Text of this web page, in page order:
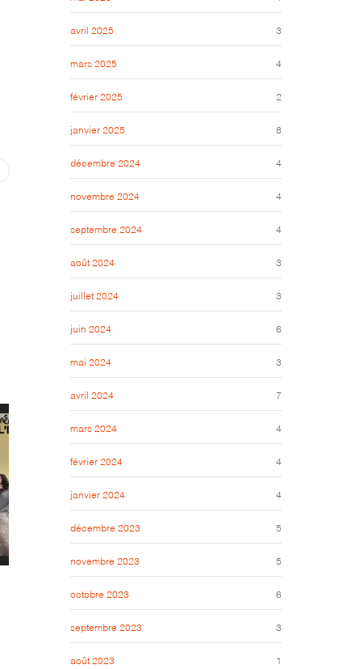
avril 2025 3
mars 2025 4
février 2025 2
janvier 2025 8
décembre 2024 4
novembre 2024 4
septembre 2024 4
août 2024 3
juillet 2024 3
juin 2024 6
mai 2024 3
avril 2024 7
mars 2024 4
février 2024 4
janvier 2024 4
décembre 2023 5
novembre 2023 5
octobre 2023 6
septembre 2023 3
août 2023 1